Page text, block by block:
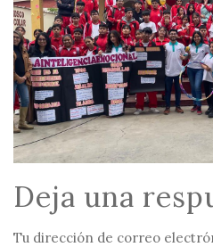
Deja una
Tu dirección de correo